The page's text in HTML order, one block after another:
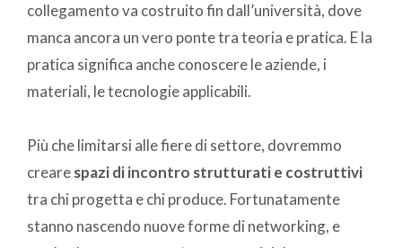
collegamento va costruito fin dall’università, dove
manca ancora un vero ponte tra teoria e pratica. E la
pratica significa anche conoscere le aziende, i
materiali, le tecnologie applicabili.
Più che limitarsi alle fiere di settore, dovremmo
crearespazi di incontro strutturati e costruttivi
tra chi progetta e chi produce. Fortunatamente
stanno nascendo nuove forme di networking, e